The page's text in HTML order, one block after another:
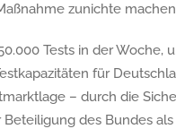
zunichte
Tests in der Woche,
für
– durch die
des Bundes